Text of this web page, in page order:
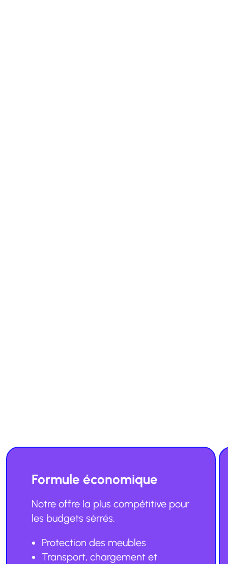
Formule économique
Notre offre la plus compétitive pour
les budgets sérrés.
Protection des meubles
Transport, chargement et